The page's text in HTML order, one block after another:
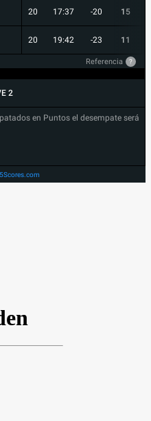
20 17:37 -20 15
20 19:42 -23 11
Referencia ?
2
en Puntos el desempate será